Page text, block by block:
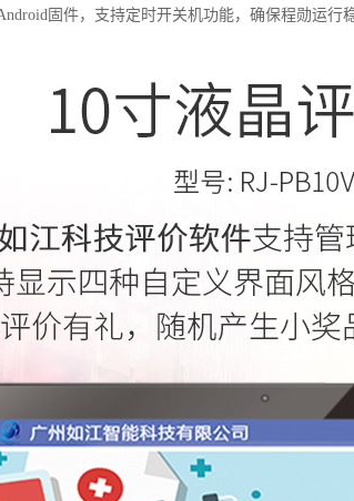
固件，支持定时开关机功能，确保程勋运行